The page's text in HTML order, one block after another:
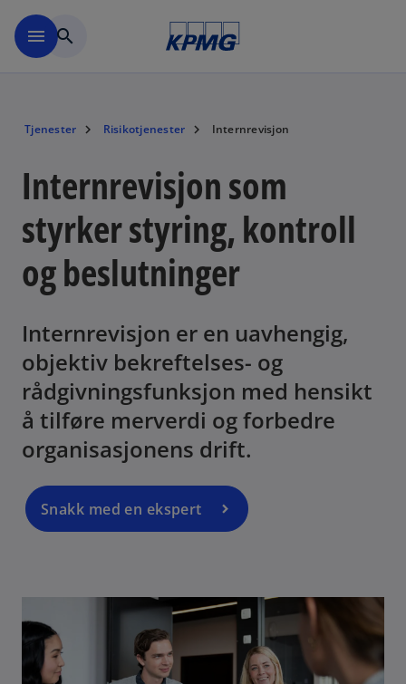
menu search
Tjenester Risikotjenester Internrevisjon
Internrevisjon som
styrker styring, kontroll
og beslutninger
Internrevisjon er en uavhengig,
objektiv bekreftelses- og
rådgivningsfunksjon med hensikt
å tilføre merverdi og forbedre
organisasjonens drift.
Snakk med en ekspert